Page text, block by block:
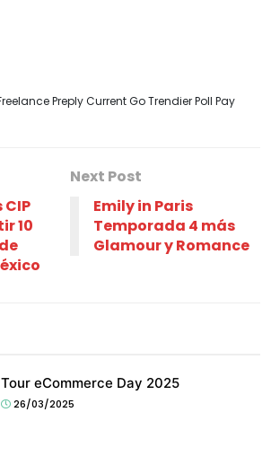
Preply Current Go Trendier Poll Pay
10
Next Post
Emily in Paris
Temporada 4 más
Glamour y Romance
Tour eCommerce Day 2025
26/03/2025